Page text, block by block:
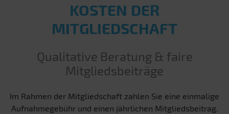
KOSTEN DER
MITGLIEDSCHAFT
Qualitative Beratung & faire
Mitgliedsbeiträge
Im Rahmen der Mitgliedschaft zahlen Sie eine einmalige
Aufnahmegebühr und einen jährlichen Mitgliedsbeitrag.